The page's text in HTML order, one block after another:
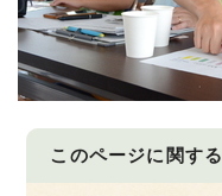
このページに関する